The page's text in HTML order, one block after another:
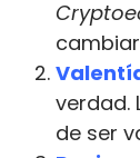
verdad.
de ser